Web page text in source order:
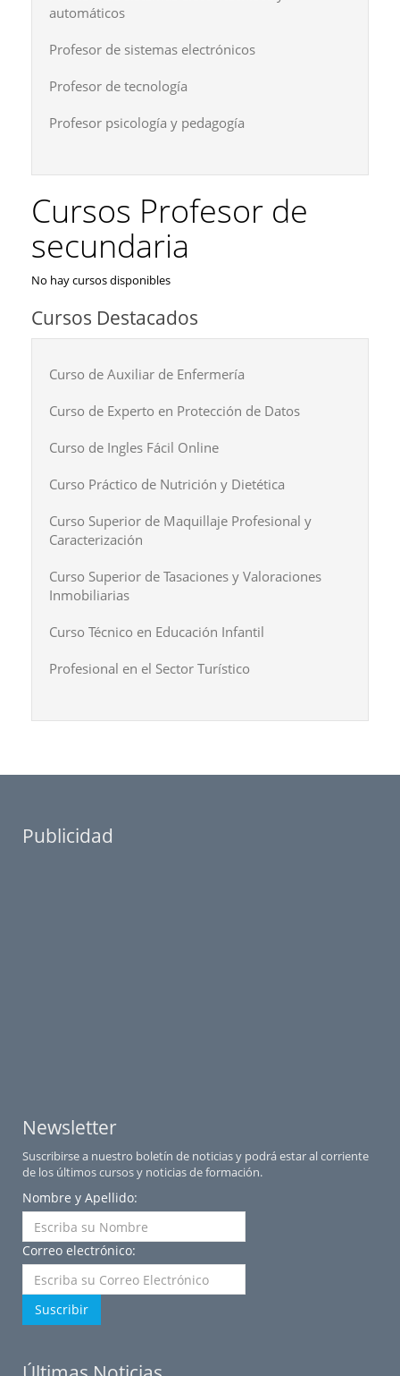
automáticos
Profesor de sistemas electrónicos
Profesor de tecnología
Profesor psicología y pedagogía
Cursos Profesor de
secundaria
No hay cursos disponibles
Cursos Destacados
Curso de Auxiliar de Enfermería
Curso de Experto en Protección de Datos
Curso de Ingles Fácil Online
Curso Práctico de Nutrición y Dietética
Curso Superior de Maquillaje Profesional y
Caracterización
Curso Superior de Tasaciones y Valoraciones
Inmobiliarias
Curso Técnico en Educación Infantil
Profesional en el Sector Turístico
Publicidad
Newsletter
Suscribirse a nuestro boletín de noticias y podrá estar al corriente
de los últimos cursos y noticias de formación.
Nombre y Apellido:
Correo electrónico:
Suscribir